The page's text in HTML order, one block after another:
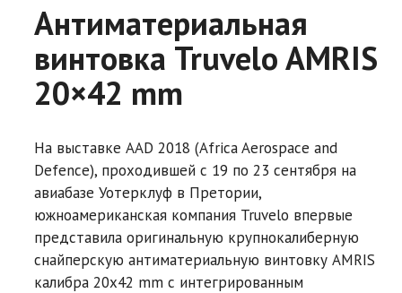
Антиматериальная
винтовка Truvelo AMRIS
20×42 mm
На выставке AAD 2018 (Africa Aerospace and
Defence), проходившей с 19 по 23 сентября на
авиабазе Уотерклуф в Претории,
южноамериканская компания Truvelo впервые
представила оригинальную крупнокалиберную
снайперскую антиматериальную винтовку AMRIS
калибра 20х42 mm с интегрированным